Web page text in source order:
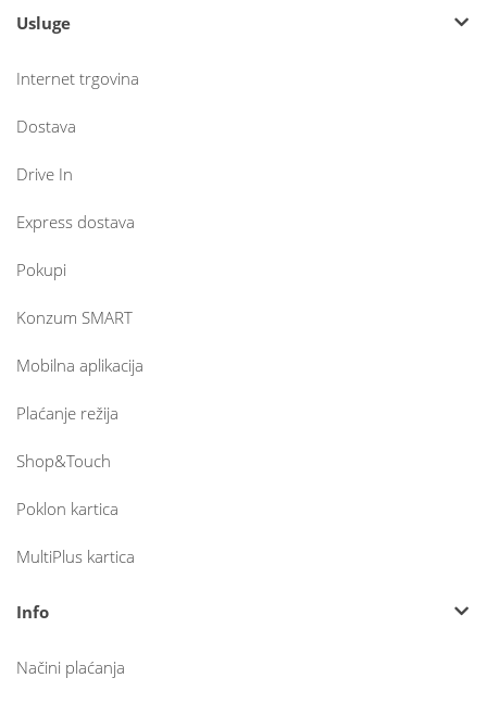
Usluge
Internet trgovina
Dostava
Drive In
Express dostava
Pokupi
Konzum SMART
Mobilna aplikacija
Plaćanje režija
Shop&Touch
Poklon kartica
MultiPlus kartica
Info
Načini plaćanja